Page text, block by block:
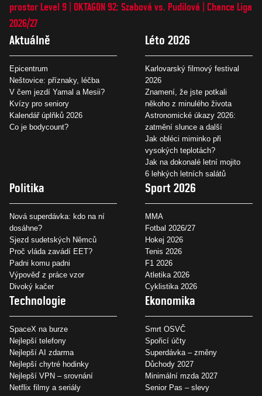
prostor Level 9 OKTAGON 92: Szabová vs. Pudilová
Chance Liga
2026/27
Aktuálně
Epicentrum
Neštovice: příznaky, léčba
V čem jezdí Yamal a Mesii?
Kvízy pro seniory
Kalendář úplňků 2026
Co je bodycount?
Léto 2026
Karlovarský filmový festival
2026
Znamení, že jste potkali
někoho z minulého života
Astronomické úkazy 2026:
zatmění slunce a další
Jak obléci miminko při
vysokých teplotách?
Jak na dokonalé letní mojito
6 lehkých letních salátů
Politika
Nová superdávka: kdo na ní
dosáhne?
Sjezd sudetských Němců
Proč vláda zavádí EET?
Padni komu padni
Výpověď z práce vzor
Divoký kačer
Sport 2026
MMA
Fotbal 2026/27
Hokej 2026
Tenis 2026
F1 2026
Atletika 2026
Cyklistika 2026
Technologie
SpaceX na burze
Nejlepší telefony
Nejlepší AI zdarma
Nejlepší chytré hodinky
Nejlepší VPN – srovnání
Netflix filmy a seriály
Ekonomika
Smrt OSVČ
Spořicí účty
Superdávka – změny
Důchody 2027
Minimální mzda 2027
Senior Pas – slevy